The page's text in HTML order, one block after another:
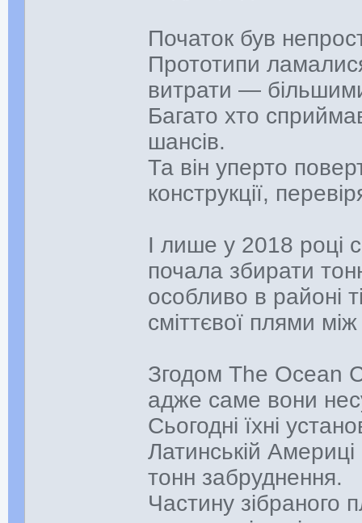
Початок був
Прототипи
витрати —
Багато хто
шансів.
Та він уперто
конструкції,
І лише у 2018 році
почала збирати
особливо в районі
сміттєвої плями
Згодом The Ocean
адже саме вони
Сьогодні їхні
Латинській
тонн забруднення.
Частину зібраного